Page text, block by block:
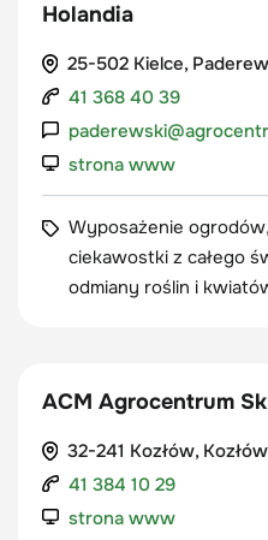
Holandia
25-502 Kielce,
41 368 40 39
strona www
Wyposażenie
ciekawostki z całego
odmiany roślin i
ACM Agrocentrum
32-241 Kozłów,
41 384 10 29
strona www